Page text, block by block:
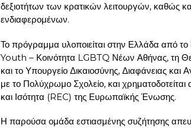
δεξιοτήτων των κρατικών λειτουργών, καθώς
ενδιαφερομένων.
Το πρόγραμμα υλοποιείται στην Ελλάδα
Youth – Κοινότητα LGBTQ Νέων Αθήνας, τη
και το Υπουργείο Δικαιοσύνης, Διαφάνειας
με το Πολύχρωμο Σχολείο, και
και Ισότητα (REC) της Ευρωπαϊκής Ένωσης.
Η παρούσα ομάδα εστιασμένης συζήτησης